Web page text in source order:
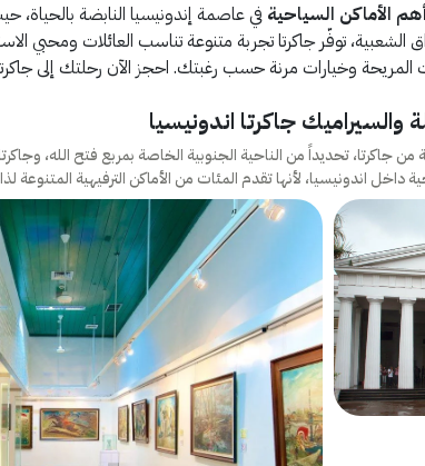
الأماكن السياحية في عاصمة إندونيسيا النابضة بالحياة،
الشعبية، توفّر جاكرتا تجربة متنوعة تناسب العائلات ومحبي
المريحة وخيارات مرنة حسب رغبتك. احجز الآن رحلتك إلى
والسيراميك جاكرتا اندونيسيا
جاكرتا، تحديداً من الناحية الجنوبية الخاصة بمربع فتح الله،
اندونيسيا، لأنها تقدم المئات من الأماكن الترفيهية المتنوعة لذا لا